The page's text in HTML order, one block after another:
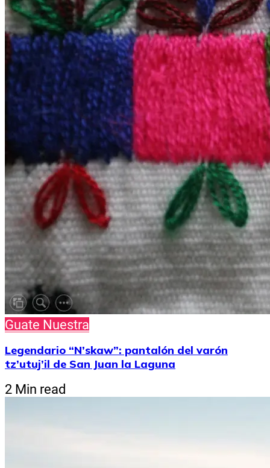
Guate Nuestra
Legendario “N’skaw”: pantalón del varón
tz’utuj’il de San Juan la Laguna
2 Min read